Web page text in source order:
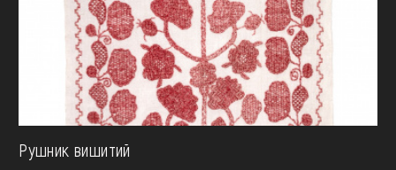
Рушник вишитий